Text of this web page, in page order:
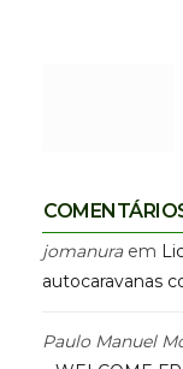
jomanuraem
autocaravanas
Paulo Manuel